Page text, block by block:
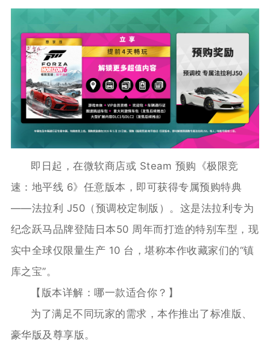
即日起，在微软商店或 Steam 预购《极限竞
速：地平线 6》任意版本，即可获得专属预购特典
——法拉利 J50（预调校定制版）。这是法拉利专为
纪念跃马品牌登陆日本50 周年而打造的特别车型，现
实中全球仅限量生产 10 台，堪称本作收藏家们的“镇
库之宝”。
【版本详解：哪一款适合你？】
为了满足不同玩家的需求，本作推出了标准版、
豪华版及尊享版。